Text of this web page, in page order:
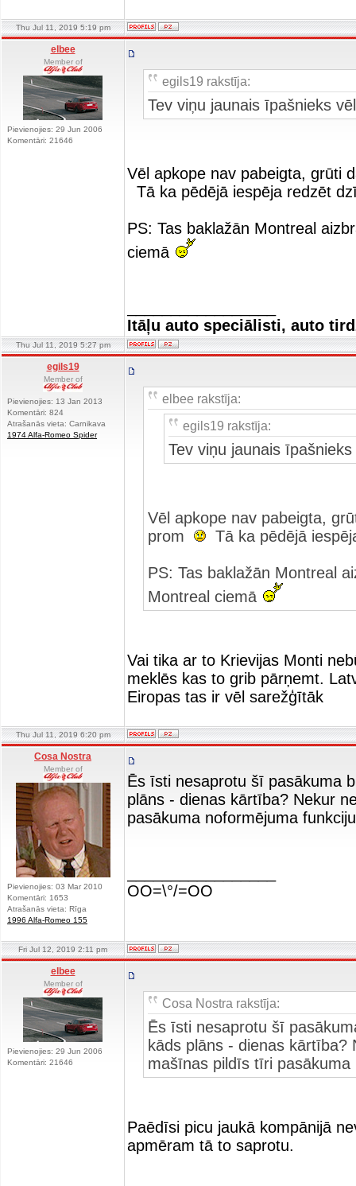
Thu Jul 11, 2019 5:19 pm
elbee
Member of
Pievienojies: 29 Jun 2006
Komentāri: 21646
egils19 rakstīja:
Tev viņu jaunais īpašnieks
Vēl apkope nav pabeigta, grūti
Tā ka pēdējā iespēja redzēt
PS: Tas baklažān Montreal
ciemā
Itāļu auto speciālisti, auto
Thu Jul 11, 2019 5:27 pm
egils19
Member of
Pievienojies: 13 Jan 2013
Komentāri: 824
Atrašanās vieta: Carnikava
1974 Alfa-Romeo Spider
elbee rakstīja:
egils19 rakstīja:
Tev viņu jaunais
Vēl apkope nav pabeigta,
prom
Tā ka pēdējā
PS: Tas baklažān Montreal
Montreal ciemā
Vai tika ar to Krievijas Monti
meklēs kas to grib pārņemt.
Eiropas tas ir vēl sarežģītāk
Thu Jul 11, 2019 6:20 pm
Cosa Nostra
Member of
Pievienojies: 03 Mar 2010
Komentāri: 1653
Atrašanās vieta: Rīga
1996 Alfa-Romeo 155
Ēs īsti nesaprotu šī pasākuma
plāns - dienas kārtība? Nekur
pasākuma noformējuma
OO=\°/=OO
Fri Jul 12, 2019 2:11 pm
elbee
Member of
Pievienojies: 29 Jun 2006
Komentāri: 21646
Cosa Nostra rakstīja:
Ēs īsti nesaprotu šī
kāds plāns - dienas
mašīnas pildīs tīri
Paēdīsi picu jaukā kompānijā
apmēram tā to saprotu.